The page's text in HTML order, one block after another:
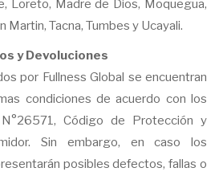
Loreto, Madre de Dios, Moquegua,
Martin, Tacna, Tumbes y Ucayali.
y Devoluciones
por Fullness Global se encuentran
condiciones de acuerdo con los
Código de Protección y
Sin embargo, en caso los
posibles defectos, fallas o